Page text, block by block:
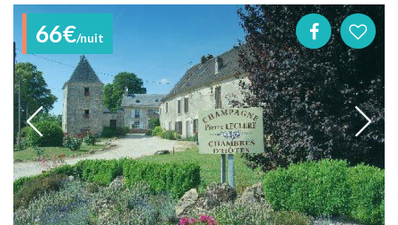
66€/nuit